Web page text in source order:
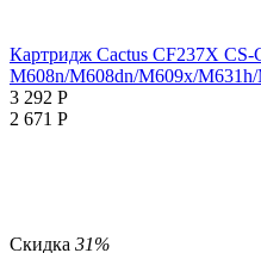
Картридж Cactus CF237X CS-
M608n/M608dn/M609x/
3 292 Р
2 671 Р
Скидка 31%